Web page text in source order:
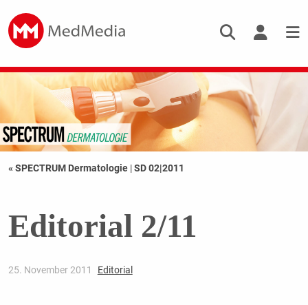
« SPECTRUM Dermatologie |SD 02|2011
Editorial 2/11
25. November 2011 Editorial